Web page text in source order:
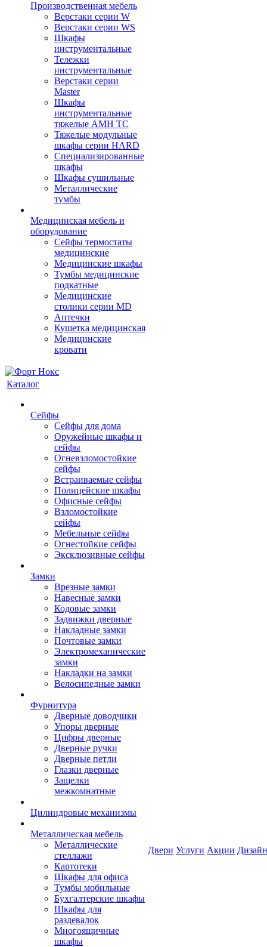
Производственная мебель
Верстаки серии W
Верстаки серии WS
Шкафы
инструментальные
Тележки
инструментальные
Верстаки серии
Master
Шкафы
инструментальные
тяжелые AMH TC
Тяжелые модульные
шкафы серии HARD
Cпециализированные
шкафы
Шкафы сушильные
Металлические
тумбы
Медицинская мебель и
оборудование
Сейфы термостаты
медицинские
Медицинские шкафы
Тумбы медицинские
подкатные
Медицинские
столики серии MD
Аптечки
Кушетка медицинская
Медицинские
кровати
Каталог
Сейфы
Сейфы для дома
Оружейные шкафы и
сейфы
Огневзломостойкие
сейфы
Встраиваемые сейфы
Полицейские шкафы
Офисные сейфы
Взломостойкие
сейфы
Мебельные сейфы
Огнестойкие сейфы
Эксклюзивные сейфы
Замки
Врезные замки
Навесные замки
Кодовые замки
Задвижки дверные
Накладные замки
Почтовые замки
Электромеханические
замки
Накладки на замки
Велосипедные замки
Фурнитура
Дверные доводчики
Упоры дверные
Цифры дверные
Дверные ручки
Дверные петли
Глазки дверные
Защелки
межкомнатные
Цилиндровые механизмы
Металлическая мебель
Металлические
стеллажи
Картотеки
Шкафы для офиса
Тумбы мобильные
Бухгалтерские шкафы
Шкафы для
раздевалок
Многоящичные
шкафы
Двери Услуги Акции